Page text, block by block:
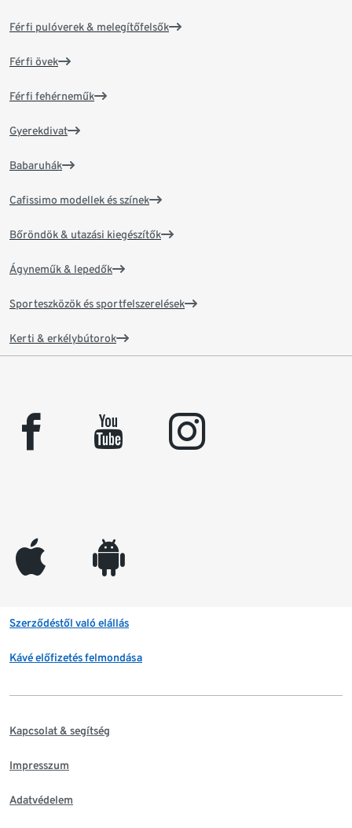
Férfi pulóverek & melegítőfelsők
Férfi övek
Férfi fehérneműk
Gyerekdivat
Babaruhák
Cafissimo modellek és színek
Bőröndök & utazási kiegészítők
Ágyneműk & lepedők
Sporteszközök és sportfelszerelések
Kerti & erkélybútorok
facebook youtube instagram
appleinc android
Szerződéstől való elállás
Kávé előfizetés felmondása
Kapcsolat & segítség
Impresszum
Adatvédelem